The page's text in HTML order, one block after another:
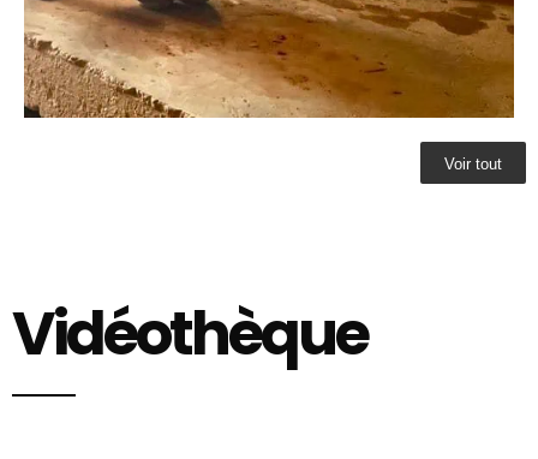
Voir tout
Vidéothèque